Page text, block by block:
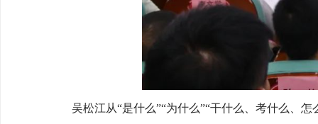
吴松江从“是什么”“为什么”“干什么、考什么、怎